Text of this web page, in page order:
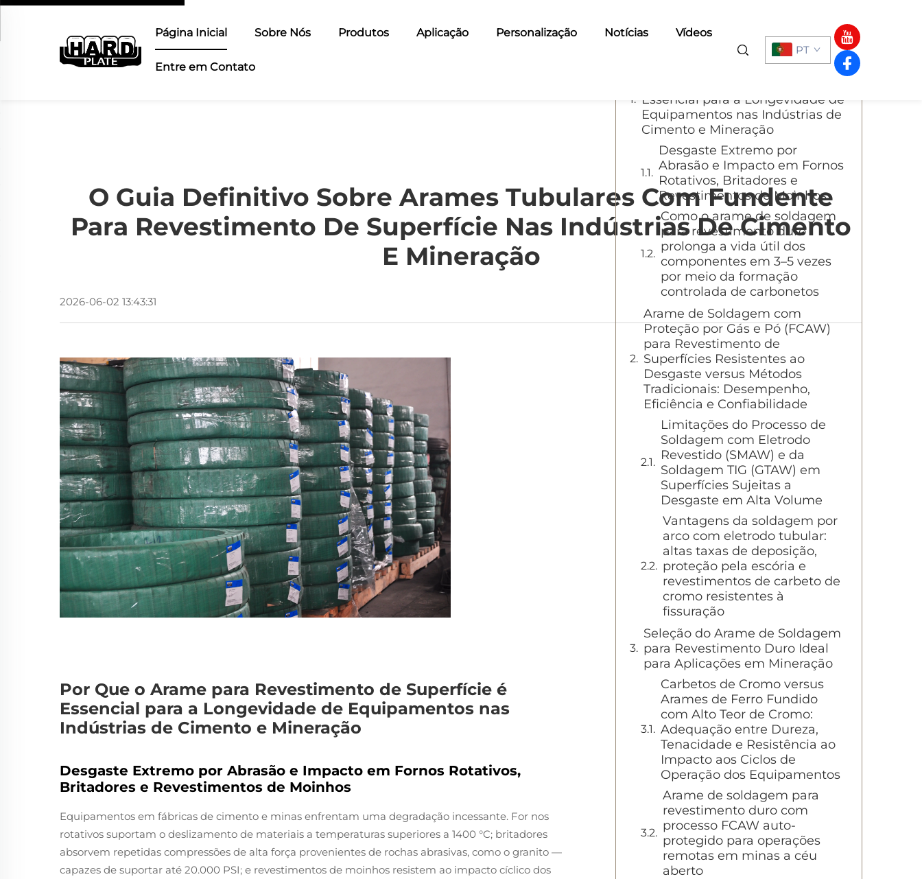
Página Inicial Sobre Nós Produtos Aplicação Personalização Notícias Vídeos
Entre em Contato
PT
O Guia Definitivo Sobre Arames Tubulares Com Fundente
Para Revestimento De Superfície Nas Indústrias De Cimento
E Mineração
2026-06-02 13:43:31
Por Que o Arame para Revestimento de Superfície é
Essencial para a Longevidade de Equipamentos nas
Indústrias de Cimento e Mineração
Desgaste Extremo por Abrasão e Impacto em Fornos Rotativos,
Britadores e Revestimentos de Moinhos
Equipamentos em fábricas de cimento e minas enfrentam uma degradação incessante. For nos
rotativos suportam o deslizamento de materiais a temperaturas superiores a 1400 °C; britadores
absorvem repetidas compressões de alta força provenientes de rochas abrasivas, como o granito —
capazes de suportar até 20.000 PSI; e revestimentos de moinhos resistem ao impacto cíclico dos
Sumário
Essencial para a Longevidade de
Equipamentos nas Indústrias de
Cimento e Mineração
Desgaste Extremo por
Abrasão e Impacto em Fornos
Rotativos, Britadores e
Revestimentos de Moinhos
Como o arame de soldagem
para revestimento duro
prolonga a vida útil dos
componentes em 3–5 vezes
por meio da formação
controlada de carbonetos
Arame de Soldagem com
Proteção por Gás e Pó (FCAW)
para Revestimento de
Superfícies Resistentes ao
Desgaste versus Métodos
Tradicionais: Desempenho,
Eficiência e Confiabilidade
Limitações do Processo de
Soldagem com Eletrodo
Revestido (SMAW) e da
Soldagem TIG (GTAW) em
Superfícies Sujeitas a
Desgaste em Alta Volume
Vantagens da soldagem por
arco com eletrodo tubular:
altas taxas de deposição,
proteção pela escória e
revestimentos de carbeto de
cromo resistentes à
fissuração
Seleção do Arame de Soldagem
para Revestimento Duro Ideal
para Aplicações em Mineração
Carbetos de Cromo versus
Arames de Ferro Fundido
com Alto Teor de Cromo:
Adequação entre Dureza,
Tenacidade e Resistência ao
Impacto aos Ciclos de
Operação dos Equipamentos
Arame de soldagem para
revestimento duro com
processo FCAW auto-
protegido para operações
remotas em minas a céu
aberto